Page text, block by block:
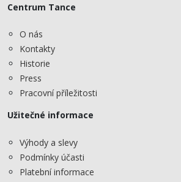
Centrum Tance
O nás
Kontakty
Historie
Press
Pracovní příležitosti
Užitečné informace
Výhody a slevy
Podmínky účasti
Platební informace